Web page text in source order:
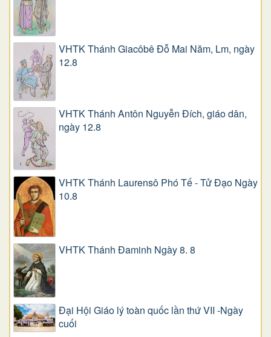
VHTK Thánh Giacôbê Ðỗ Mai Năm, Lm, ngày
12.8
VHTK Thánh Antôn Nguyễn Ðích, giáo dân,
ngày 12.8
VHTK Thánh Laurensô Phó Tế - Tử Đạo Ngày
10.8
VHTK Thánh Đaminh Ngày 8. 8
Đại Hội Giáo lý toàn quốc lần thứ VII -Ngày
cuối